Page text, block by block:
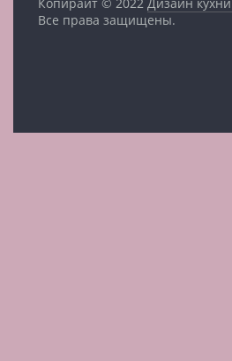
Все права защищены.